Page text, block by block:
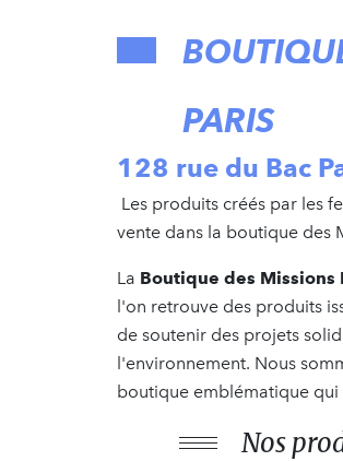
PARIS
128 rue du Bac
Les produits créés par les
vente dans la boutique des
La Boutique des Missions
l'on retrouve des produits
de soutenir des projets
l'environnement. Nous
boutique emblématique qui
Nos